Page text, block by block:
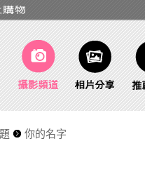
你的名字